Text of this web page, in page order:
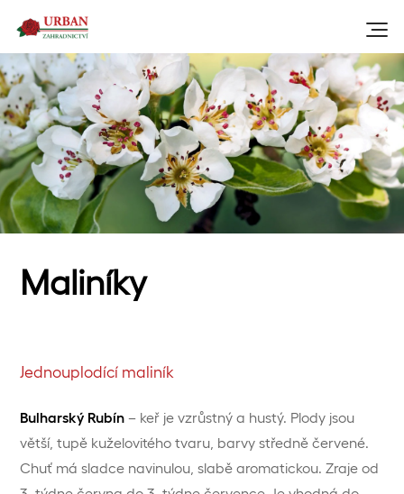
Maliníky
Jednouplodící maliník
Bulharský Rubín – keř je vzrůstný a hustý. Plody jsou
větší, tupě kuželovitého tvaru, barvy středně červené.
Chuť má sladce navinulou, slabě aromatickou. Zraje od